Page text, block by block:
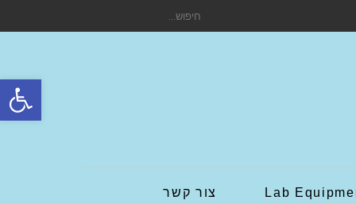
פתח
חיפוש
Lab צור קשר